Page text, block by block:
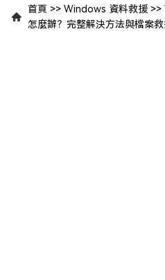
首頁 >> Windows 資料救援 >>
怎麼辦？完整解決方法與檔案